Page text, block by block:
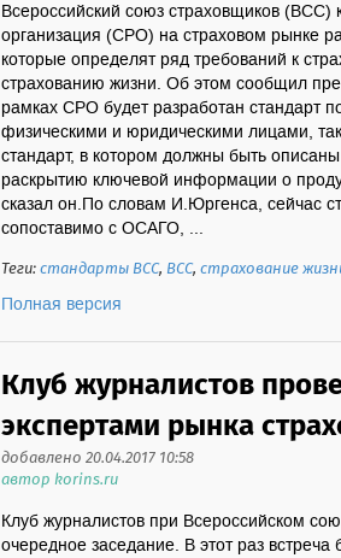
Всероссийский союз страховщиков (ВСС)
организация (СРО) на страховом рынке
которые определят ряд требований к
страхованию жизни. Об этом сообщил
рамках СРО будет разработан стандарт
физическими и юридическими лицами,
стандарт, в котором должны быть
раскрытию ключевой информации о
сказал он.По словам И.Юргенса, сейчас
сопоставимо с ОСАГО, ...
Теги:стандарты ВСС, ВСС,страхование
Полная версия
Клуб журналистов
экспертами рынка
добавлено 20.04.2017 10:58
автор korins.ru
Клуб журналистов при Всероссийском
очередное заседание. В этот раз